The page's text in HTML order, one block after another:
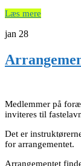
Læs mere
jan 28
Medlemmer på
inviteres til
Det er
for arrangementet.
Arrangementet